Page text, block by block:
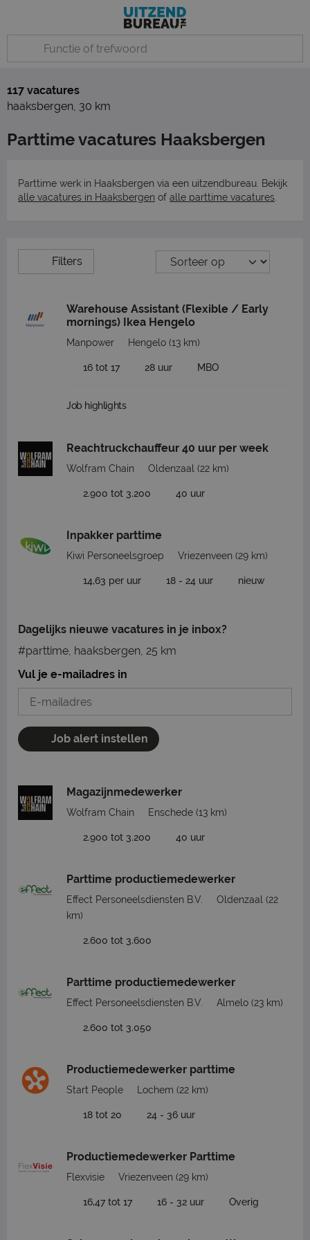
117 vacatures
haaksbergen, 30 km
Parttime vacatures Haaksbergen
Parttime werk in Haaksbergen via een uitzendbureau. Bekijk
alle vacatures in Haaksbergen of alle parttime vacatures
Filters
Warehouse Assistant (Flexible / Early
mornings) Ikea Hengelo
Manpower Hengelo (13 km)
16 tot 17 28 uur MBO
Job highlights
Reachtruckchauffeur 40 uur per week
Wolfram Chain Oldenzaal (22 km)
2.900 tot 3.200 40 uur
Inpakker parttime
Kiwi Personeelsgroep Vriezenveen (29 km)
14,63 per uur 18 - 24 uur nieuw
Dagelijks nieuwe vacatures in je inbox?
#parttime, haaksbergen, 25 km
Vul je e-mailadres in
Job alert instellen
Magazijnmedewerker
Wolfram Chain Enschede (13 km)
2.900 tot 3.200 40 uur
Parttime productiemedewerker
Effect Personeelsdiensten B.V. Oldenzaal (22
km)
2.600 tot 3.600
Parttime productiemedewerker
Effect Personeelsdiensten B.V. Almelo (23 km)
2.600 tot 3.050
Productiemedewerker parttime
Start People Lochem (22 km)
18 tot 20 24 - 36 uur
Productiemedewerker Parttime
Flexvisie Vriezenveen (29 km)
16,47 tot 17 16 - 32 uur Overig